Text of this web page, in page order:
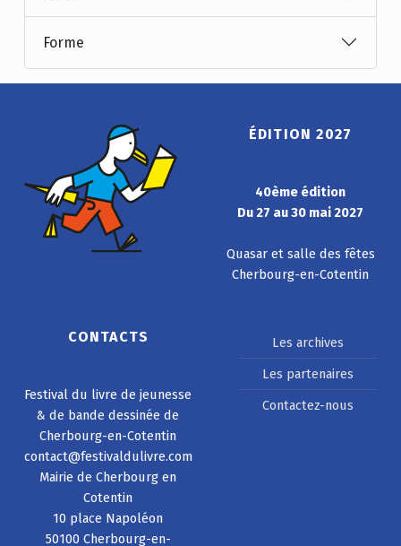
Forme
ÉDITION 2027
40ème édition
Du 27 au 30 mai 2027
Quasar et salle des fêtes
Cherbourg-en-Cotentin
CONTACTS
Festival du livre de jeunesse
& de bande dessinée de
Cherbourg-en-Cotentin
contact@festivaldulivre.com
Mairie de Cherbourg en
Cotentin
10 place Napoléon
50100 Cherbourg-en-
Les archives
Les partenaires
Contactez-nous